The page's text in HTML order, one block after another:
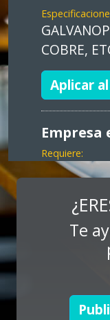
COBRE,
Aplicar
Empresa
Requiere:
expos,
Aplicar
Te